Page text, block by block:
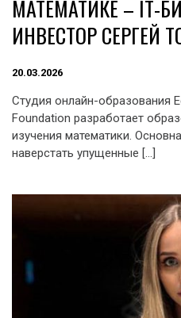
МАТЕМАТИКЕ – IT-
ИНВЕСТОР СЕРГЕЙ
20.03.2026
Студия онлайн-образования
Foundation разработает
изучения математики.
наверстать упущенные […]